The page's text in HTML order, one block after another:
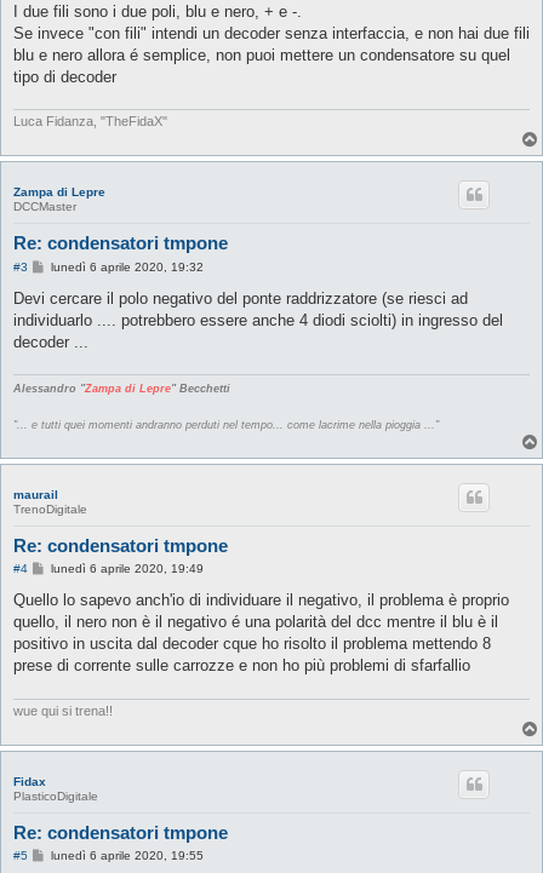
a
g
i
o
I due fili sono i due poli, blu e nero, + e -.
Se invece "con fili" intendi un decoder senza interfaccia, e non hai due fili
blu e nero allora é semplice, non puoi mettere un condensatore su quel
tipo di decoder
Luca Fidanza, "TheFidaX"
Zampa di Lepre
DCCMaster
Re: condensatori tmpone
#3
M
s
a
g
lunedì 6 aprile 2020, 19:32
Devi cercare il polo negativo del ponte raddrizzatore (se riesci ad
individuarlo .... potrebbero essere anche 4 diodi sciolti) in ingresso del
decoder ...
Alessandro "Zampa di Lepre" Becchetti
"... e tutti quei momenti andranno perduti nel tempo... come lacrime nella pioggia ..."
maurail
TrenoDigitale
Re: condensatori tmpone
#4
M
s
a
g
i
lunedì 6 aprile 2020, 19:49
Quello lo sapevo anch'io di individuare il negativo, il problema è proprio
quello, il nero non è il negativo é una polarità del dcc mentre il blu è il
positivo in uscita dal decoder cque ho risolto il problema mettendo 8
prese di corrente sulle carrozze e non ho più problemi di sfarfallio
wue qui si trena!!
Fidax
PlasticoDigitale
Re: condensatori tmpone
#5
Mlunedì 6 aprile 2020, 19:55